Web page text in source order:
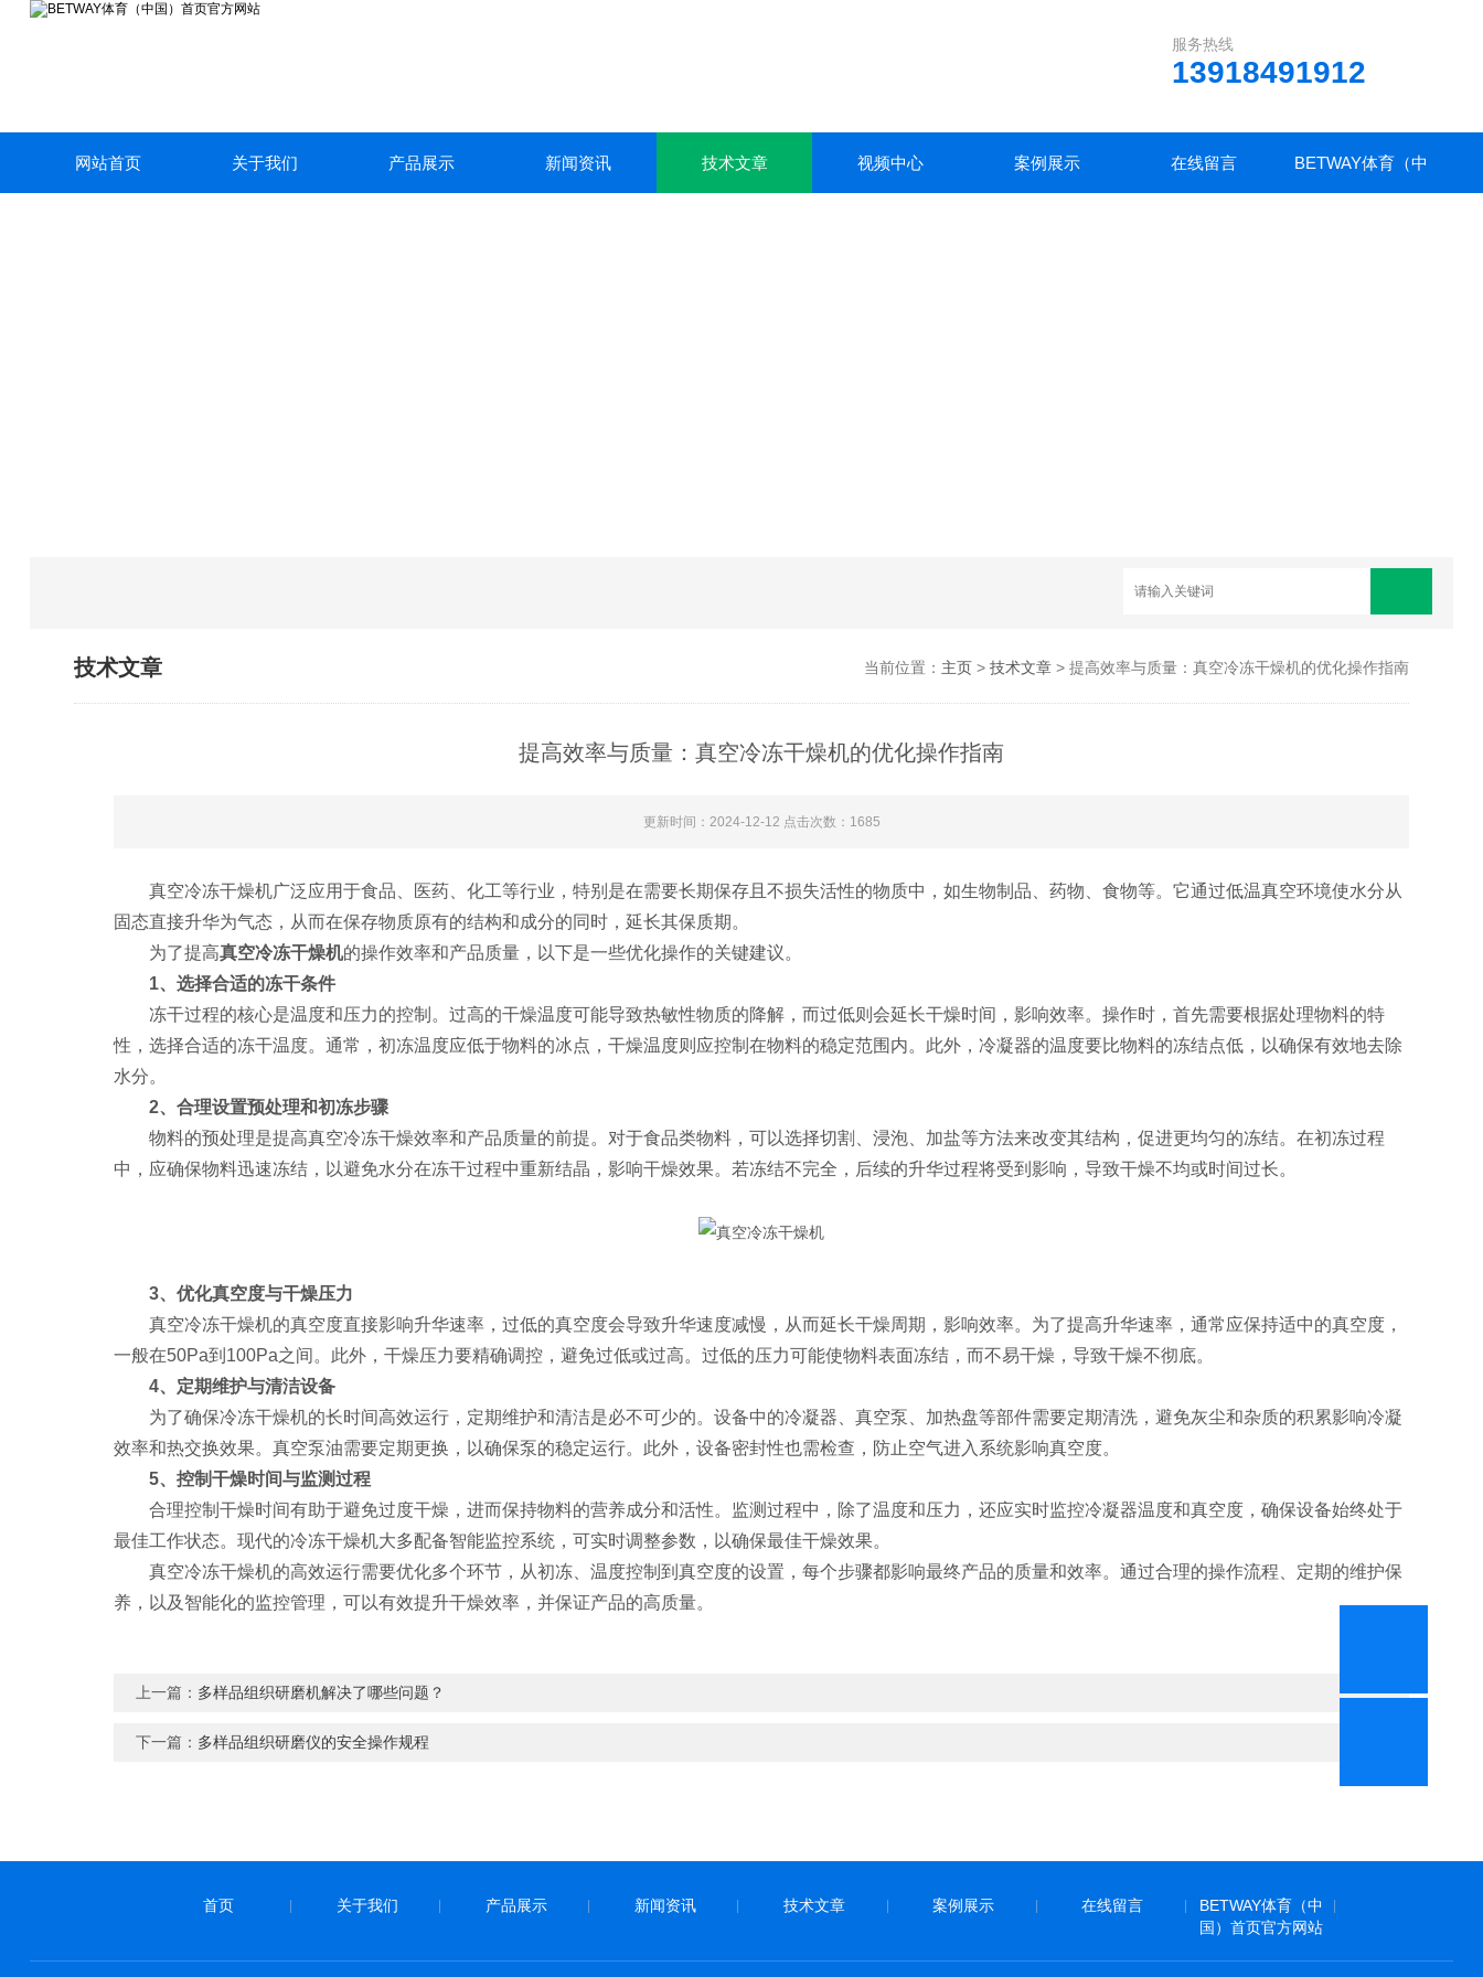
服务热线
13918491912
网站首页 关于我们 产品展示 新闻资讯 技术文章 视频中心 案例展示 在线留言 BETWAY体育（中
技术文章 当前位置： 主页> 技术文章> 提高效率与质量：真空冷冻干燥机的优化操作指南
提高效率与质量：真空冷冻干燥机的优化操作指南
更新时间：2024-12-12 点击次数：1685
真空冷冻干燥机广泛应用于食品、医药、化工等行业，特别是在需要长期保存且不损失活性的物质中，如生物制品、药物、食物等。它通过低温真空环境使水分从
固态直接升华为气态，从而在保存物质原有的结构和成分的同时，延长其保质期。
为了提高真空冷冻干燥机的操作效率和产品质量，以下是一些优化操作的关键建议。
1、选择合适的冻干条件
冻干过程的核心是温度和压力的控制。过高的干燥温度可能导致热敏性物质的降解，而过低则会延长干燥时间，影响效率。操作时，首先需要根据处理物料的特
性，选择合适的冻干温度。通常，初冻温度应低于物料的冰点，干燥温度则应控制在物料的稳定范围内。此外，冷凝器的温度要比物料的冻结点低，以确保有效地去除
水分。
2、合理设置预处理和初冻步骤
物料的预处理是提高真空冷冻干燥效率和产品质量的前提。对于食品类物料，可以选择切割、浸泡、加盐等方法来改变其结构，促进更均匀的冻结。在初冻过程
中，应确保物料迅速冻结，以避免水分在冻干过程中重新结晶，影响干燥效果。若冻结不完全，后续的升华过程将受到影响，导致干燥不均或时间过长。
3、优化真空度与干燥压力
真空冷冻干燥机的真空度直接影响升华速率，过低的真空度会导致升华速度减慢，从而延长干燥周期，影响效率。为了提高升华速率，通常应保持适中的真空度，
一般在50Pa到100Pa之间。此外，干燥压力要精确调控，避免过低或过高。过低的压力可能使物料表面冻结，而不易干燥，导致干燥不彻底。
4、定期维护与清洁设备
为了确保冷冻干燥机的长时间高效运行，定期维护和清洁是必不可少的。设备中的冷凝器、真空泵、加热盘等部件需要定期清洗，避免灰尘和杂质的积累影响冷凝
效率和热交换效果。真空泵油需要定期更换，以确保泵的稳定运行。此外，设备密封性也需检查，防止空气进入系统影响真空度。
5、控制干燥时间与监测过程
合理控制干燥时间有助于避免过度干燥，进而保持物料的营养成分和活性。监测过程中，除了温度和压力，还应实时监控冷凝器温度和真空度，确保设备始终处于
最佳工作状态。现代的冷冻干燥机大多配备智能监控系统，可实时调整参数，以确保最佳干燥效果。
真空冷冻干燥机的高效运行需要优化多个环节，从初冻、温度控制到真空度的设置，每个步骤都影响最终产品的质量和效率。通过合理的操作流程、定期的维护保
养，以及智能化的监控管理，可以有效提升干燥效率，并保证产品的高质量。
上一篇： 多样品组织研磨机解决了哪些问题？
下一篇： 多样品组织研磨仪的安全操作规程
首页 关于我们 产品展示 新闻资讯 技术文章 案例展示 在线留言
BETWAY体育（中
国）首页官方网站